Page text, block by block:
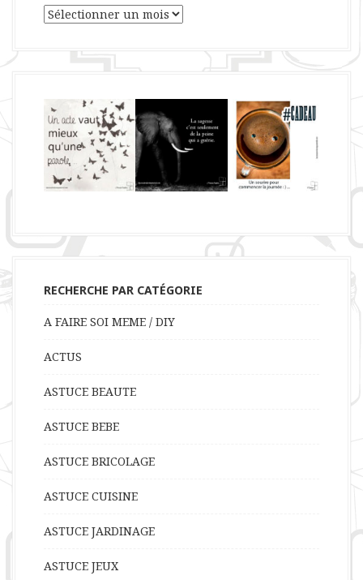
Archives
RECHERCHE PAR CATÉGORIE
A FAIRE SOI MEME / DIY
ACTUS
ASTUCE BEAUTE
ASTUCE BEBE
ASTUCE BRICOLAGE
ASTUCE CUISINE
ASTUCE JARDINAGE
ASTUCE JEUX